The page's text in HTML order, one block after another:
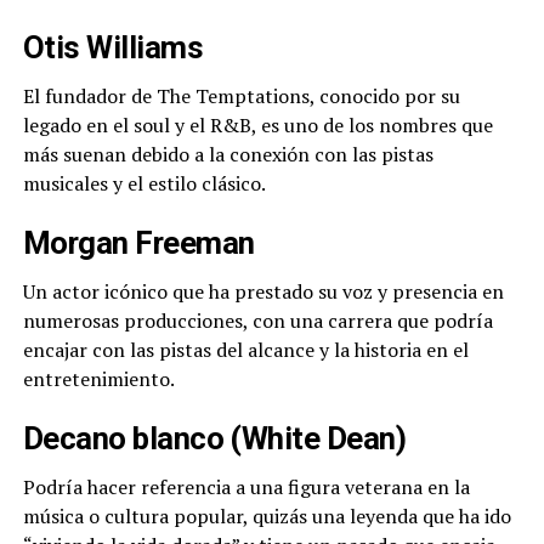
Otis Williams
El fundador de The Temptations, conocido por su
legado en el soul y el R&B, es uno de los nombres que
más suenan debido a la conexión con las pistas
musicales y el estilo clásico.
Morgan Freeman
Un actor icónico que ha prestado su voz y presencia en
numerosas producciones, con una carrera que podría
encajar con las pistas del alcance y la historia en el
entretenimiento.
Decano blanco (White Dean)
Podría hacer referencia a una figura veterana en la
música o cultura popular, quizás una leyenda que ha ido